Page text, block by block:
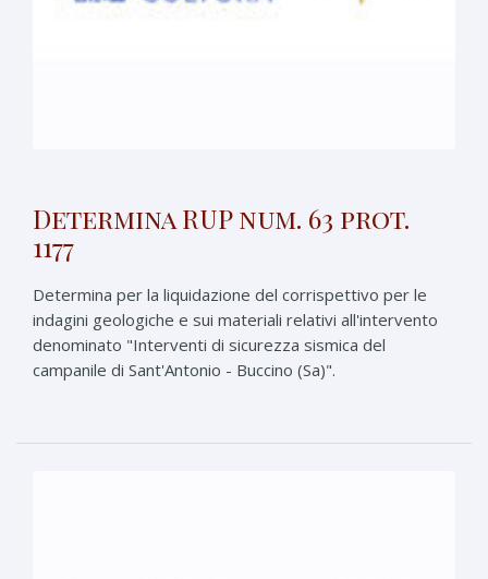
Determina RUP num. 63 prot.
1177
Determina per la liquidazione del corrispettivo per le
indagini geologiche e sui materiali relativi all'intervento
denominato "Interventi di sicurezza sismica del
campanile di Sant'Antonio - Buccino (Sa)".